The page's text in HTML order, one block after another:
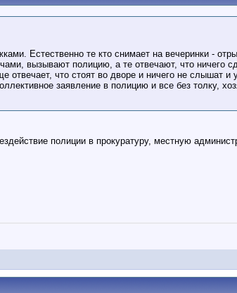
Естественно те кто снимает на вечеринки -
вызывают полицию, а те отвечают, что ничего
отвечает, что стоят во дворе и ничего не слышат
заявление в полицию и все без толку,
полиции в прокуратуру, местную